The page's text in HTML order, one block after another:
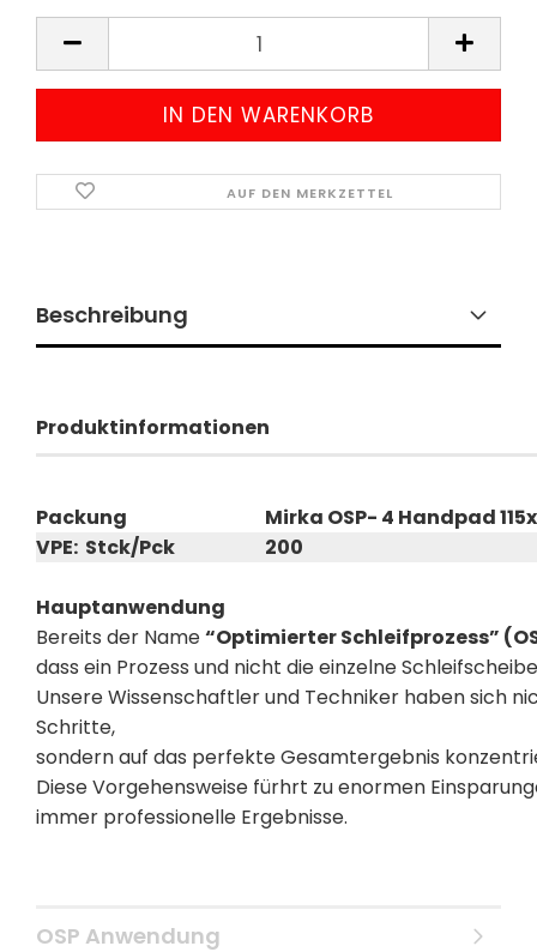
AUF DEN MERKZETTEL
Beschreibung
Produktinformationen
Packung
Mirka OSP- 4 Handpad
VPE: Stck/Pck
200
Hauptanwendung
Bereits der Name“Optimierter Schleifprozess”
dass ein Prozess und nicht die einzelne
Unsere Wissenschaftler und Techniker haben sich
Schritte,
sondern auf das perfekte Gesamtergebnis
Diese Vorgehensweise fürhrt zu enormen
immer professionelle Ergebnisse.
OSP Anwendung